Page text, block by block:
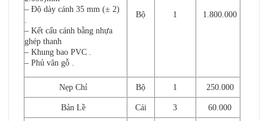
– Độ dày cánh 35 mm (± 2)
.
– Kết cấu cánh bằng nhựa
ghép thanh
– Khung bao PVC .
– Phủ vân gỗ .
Bộ 1 1.800.000
Nẹp Chỉ Bộ 1 250.000
Bản Lề Cái 3 60.000